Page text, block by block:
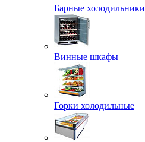
Барные холодильники
Винные шкафы
Горки холодильные